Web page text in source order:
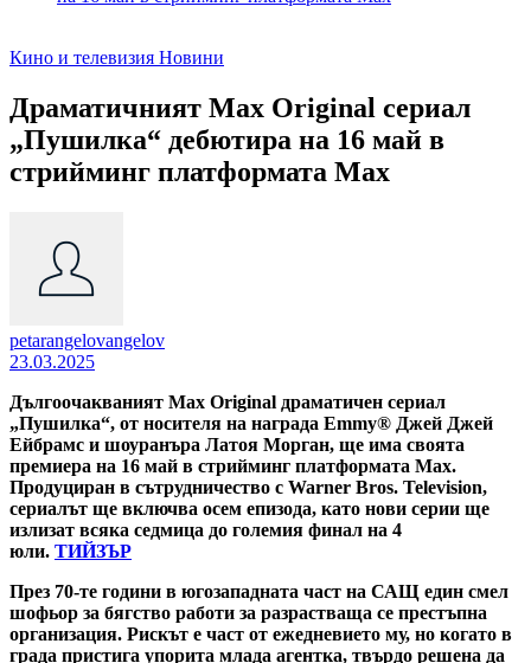
Кино и телевизия Новини
Драматичният Max Original сериал
„Пушилка“ дебютира на 16 май в
стрийминг платформата Max
petarangelovangelov
23.03.2025
Дългоочакваният Max Original драматичен сериал
„Пушилка“, от носителя на награда Emmy® Джей Джей
Ейбрамс и шоуранъра Латоя Морган, ще има своята
премиера на 16 май в стрийминг платформата Max.
Продуциран в сътрудничество с Warner Bros. Television,
сериалът ще включва осем епизода, като нови серии ще
излизат всяка седмица до големия финал на 4
юли. ТИЙЗЪР
През 70-те години в югозападната част на САЩ един смел
шофьор за бягство работи за разрастваща се престъпна
организация. Рискът е част от ежедневието му, но когато в
града пристига упорита млада агентка, твърдо решена да